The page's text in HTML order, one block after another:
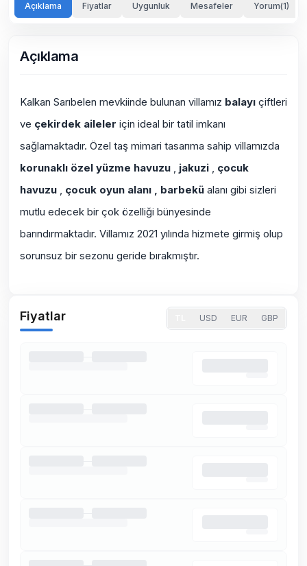
Açıklama Fiyatlar Uygunluk Mesafeler Yorum(1)
Açıklama
Kalkan Sarıbelen mevkiinde bulunan villamız balayı çiftleri
ve çekirdek aileler için ideal bir tatil imkanı
sağlamaktadır. Özel taş mimari tasarıma sahip villamızda
korunaklı özel yüzme havuzu , jakuzi , çocuk
havuzu , çocuk oyun alanı , barbekü alanı gibi sizleri
mutlu edecek bir çok özelliği bünyesinde
barındırmaktadır. Villamız 2021 yılında hizmete girmiş olup
sorunsuz bir sezonu geride bırakmıştır.
Fiyatlar USD EUR GBP